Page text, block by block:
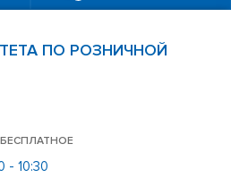
ПО РОЗНИЧНОЙ
БЕСПЛАТНОЕ
- 10:30